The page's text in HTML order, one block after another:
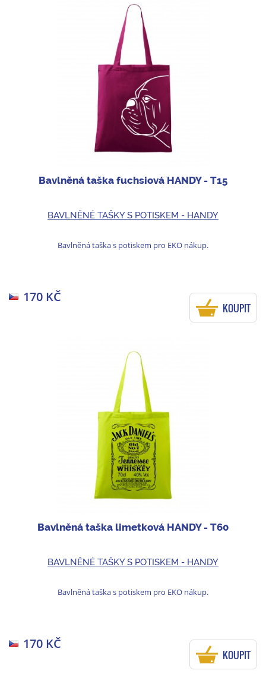
Bavlněná taška fuchsiová HANDY - T15
BAVLNĚNÉ TAŠKY S POTISKEM - HANDY
Bavlněná taška s potiskem pro EKO nákup.
170 KČ
KOUPIT
Bavlněná taška limetková HANDY - T60
BAVLNĚNÉ TAŠKY S POTISKEM - HANDY
Bavlněná taška s potiskem pro EKO nákup.
170 KČ
KOUPIT